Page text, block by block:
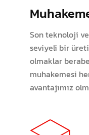
Son teknoloji
seviyeli bir
olmaklar
muhakemesi
avantajımız